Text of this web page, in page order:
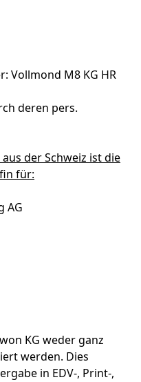
Vollmond M8 KG HR
deren pers.
der Schweiz ist die
für:
AG
KG weder ganz
werden. Dies
in EDV-, Print-,